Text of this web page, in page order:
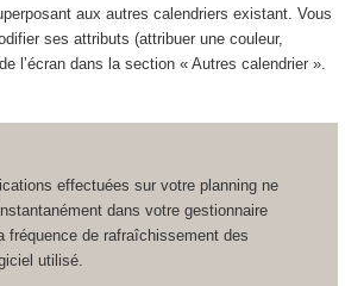
aux autres calendriers existant. Vous
ses attributs (attribuer une couleur,
l’écran dans la section « Autres calendrier ».
effectuées sur votre planning ne
dans votre gestionnaire
fréquence de rafraîchissement des
utilisé.